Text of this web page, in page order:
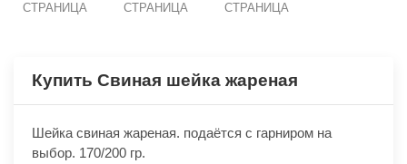
СТРАНИЦА
СТРАНИЦА СТРАНИЦА
Купить Свиная шейка жареная
Шейка свиная жареная. подаётся с гарниром на
выбор. 170/200 гр.